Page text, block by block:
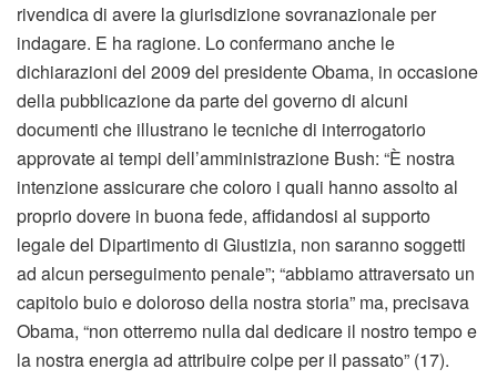
rivendica di avere la giurisdizione sovranazionale per
indagare. E ha ragione. Lo confermano anche le
dichiarazioni del 2009 del presidente Obama, in occasione
della pubblicazione da parte del governo di alcuni
documenti che illustrano le tecniche di interrogatorio
approvate ai tempi dell’amministrazione Bush: “È nostra
intenzione assicurare che coloro i quali hanno assolto al
proprio dovere in buona fede, affidandosi al supporto
legale del Dipartimento di Giustizia, non saranno soggetti
ad alcun perseguimento penale”; “abbiamo attraversato un
capitolo buio e doloroso della nostra storia” ma, precisava
Obama, “non otterremo nulla dal dedicare il nostro tempo e
la nostra energia ad attribuire colpe per il passato” (17).